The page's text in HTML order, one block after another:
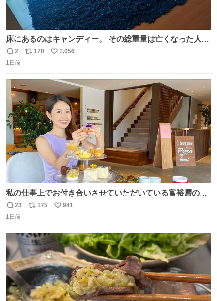
床にあるのはキャンディー。 その総重量は亡くなった人と
同等の重さだそうです。 鑑賞者は一つ持ち帰れますが、亡
くなった人の一部を持ち帰っているような感覚になりまし
術館
返
信
2
リ
ト
数
170
い
3,056
1日前
私の仕事上でお付き合いさせていただいている富裕層の社
長さん達は、こんな事しない。 こんな自慢は一切しない
し、なんなら表に出てこない。 自分に自信がない半端モン
#merchu
返
信
23
リ
ト
数
175
い
941
1日前